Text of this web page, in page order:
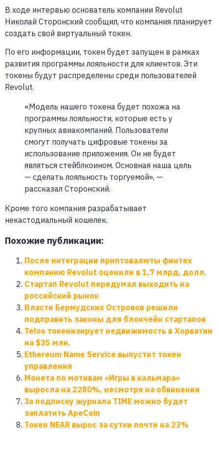
В ходе интервью основатель компании Revolut
Николай Сторонский сообщил, что компания планирует
создать свой виртуальный токен.
По его информации, токен будет запущен в рамках
развития программы лояльности для клиентов. Эти
токены будут распределены среди пользователей
Revolut.
«Модель нашего токена будет похожа на
программы лояльности, которые есть у
крупных авиакомпаний. Пользователи
смогут получать цифровые токены за
использование приложения. Он не будет
являться стейблкоином. Основная наша цель
— сделать лояльность торгуемой», —
рассказал Сторонский.
Кроме того компания разрабатывает
некастодиальный кошелек.
Похожие публикации:
После интеграции приптовалюты финтех
компанию Revolut оценили в 1,7 млрд. долл.
Стартап Revolut передумал выходить на
российский рынок
Власти Бермудских Островов решили
подправить законы для блокчейн стартапов
Telos токенизирует недвижимость в Хорватии
на $35 млн.
Ethereum Name Service выпустит токен
управления
Монета по мотивам «Игры в кальмара»
выросла на 2280%, несмотря на обвинения
За подписку журнала TIME можно будет
заплатить ApeCoin
Токен NEAR вырос за сутки почти на 23%